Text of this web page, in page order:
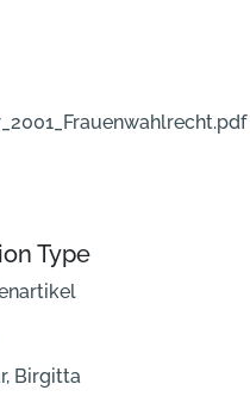
Type
Birgitta